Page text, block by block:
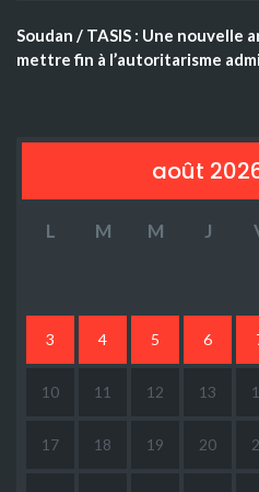
Soudan / TASIS : Une
mettre fin à l’autoritarisme
août
L M M J
3 4 5 6
10 11 12 13
17 18 19 20